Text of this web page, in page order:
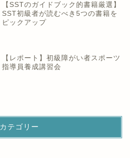
【SSTのガイドブック的書籍厳選】
SST初級者が読むべき5つの書籍を
ピックアップ
【レポート】初級障がい者スポーツ
指導員養成講習会
カテゴリー